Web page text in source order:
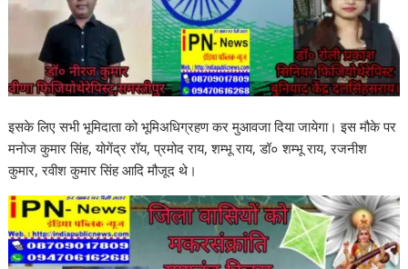
इसके लिए सभी भूमिदाता को भूमिअधिग्रहण कर मुआवजा दिया जायेगा। इस मौके पर
मनोज कुमार सिंह, योगेंद्र रॉय, प्रमोद राय, शम्भू राय, डॉ० शम्भू राय, रजनीश
कुमार, रवीश कुमार सिंह आदि मौजूद थे।